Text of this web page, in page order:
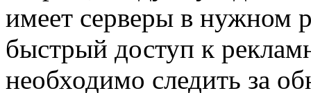
имеет серверы в нужном
быстрый доступ к
необходимо следить за